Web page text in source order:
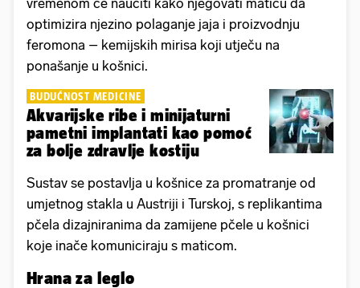
optimizira njezino polaganje jaja i proizvodnju
feromona – kemijskih mirisa koji utječu na
ponašanje u košnici.
BUDUĆNOST MEDICINE
Akvarijske ribe i minijaturni
pametni implantati kao pomoć
za bolje zdravlje kostiju
Sustav se postavlja u košnice za promatranje od
umjetnog stakla u Austriji i Turskoj, s replikantima
pčela dizajniranima da zamijene pčele u košnici
koje inače komuniciraju s maticom.
Hrana za leglo